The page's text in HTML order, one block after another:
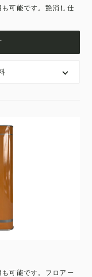
可能です。艶消し仕
可能です。フロアー